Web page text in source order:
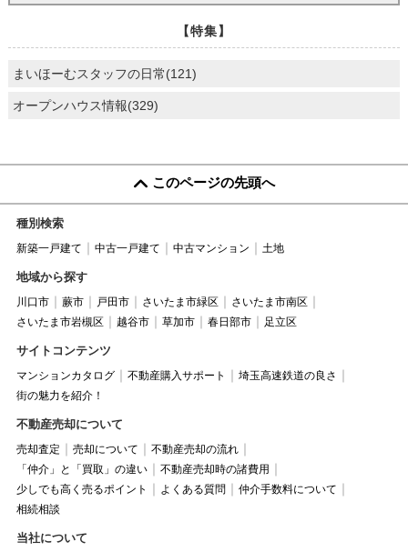
【特集】
まいほーむスタッフの日常(121)
オープンハウス情報(329)
このページの先頭へ
種別検索
新築一戸建て 中古一戸建て 中古マンション 土地
地域から探す
川口市 蕨市 戸田市 さいたま市緑区
さいたま市南区
さいたま市岩槻区
越谷市 草加市 春日部市 足立区
サイトコンテンツ
マンションカタログ 不動産購入サポート
埼玉高速鉄道の良さ
街の魅力を紹介！
不動産売却について
売却査定 売却について
不動産売却の流れ
「仲介」と「買取」の違い
不動産売却時の諸費用
少しでも高く売るポイント
よくある質問
仲介手数料について
相続相談
当社について